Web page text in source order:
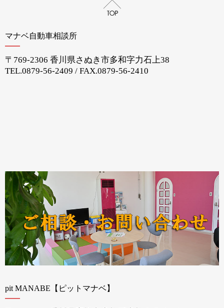
マナベ自動車相談所
〒769-2306 香川県さぬき市多和字力石上38
TEL.0879-56-2409 / FAX.0879-56-2410
pit MANABE【ピットマナベ】